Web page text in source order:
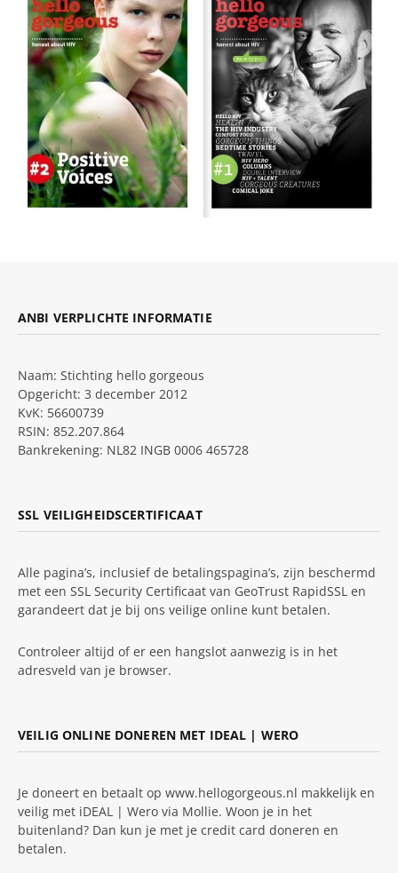
ANBI VERPLICHTE INFORMATIE
Naam: Stichting hello gorgeous
Opgericht: 3 december 2012
KvK: 56600739
RSIN: 852.207.864
Bankrekening: NL82 INGB 0006 465728
SSL VEILIGHEIDSCERTIFICAAT
Alle pagina’s, inclusief de betalingspagina’s, zijn beschermd
met een SSL Security Certificaat van GeoTrust RapidSSL en
garandeert dat je bij ons veilige online kunt betalen.
Controleer altijd of er een hangslot aanwezig is in het
adresveld van je browser.
VEILIG ONLINE DONEREN MET IDEAL | WERO
Je doneert en betaalt op www.hellogorgeous.nl makkelijk en
veilig met iDEAL | Wero via Mollie. Woon je in het
buitenland? Dan kun je met je credit card doneren en
betalen.